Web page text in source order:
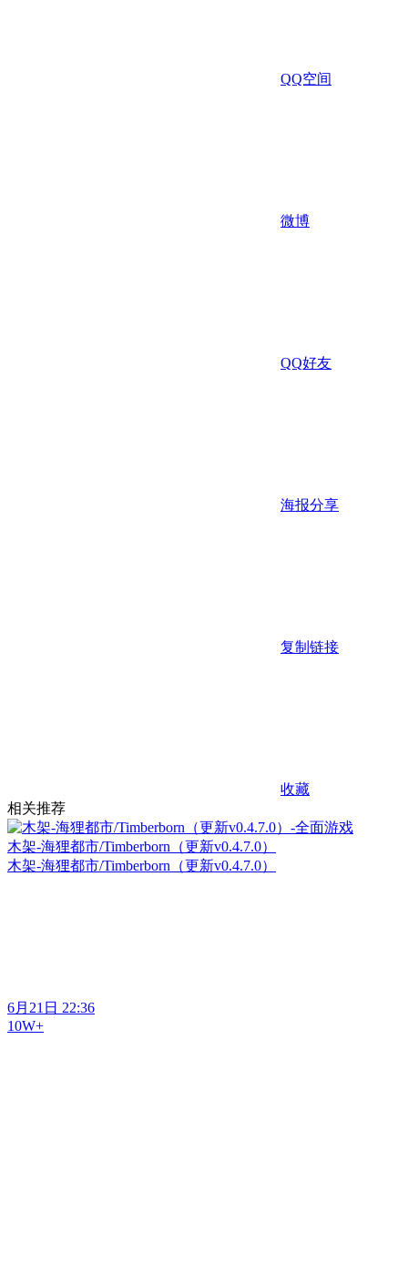
QQ空间
微博
QQ好友
海报分享
复制链接
收藏
相关推荐
木架-海狸都市/Timberborn（更新v0.4.7.0）
木架-海狸都市/Timberborn（更新v0.4.7.0）
6月21日 22:36
10W+